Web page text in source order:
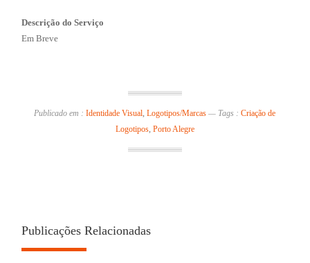
Descrição do Serviço
Em Breve
Publicado em : Identidade Visual,Logotipos/Marcas — Tags : Criação de
Logotipos, Porto Alegre
Publicações Relacionadas